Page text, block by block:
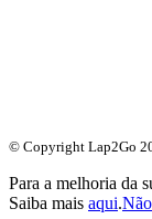
© Copyright Lap2Go
Para a melhoria da
Saiba mais aqui.